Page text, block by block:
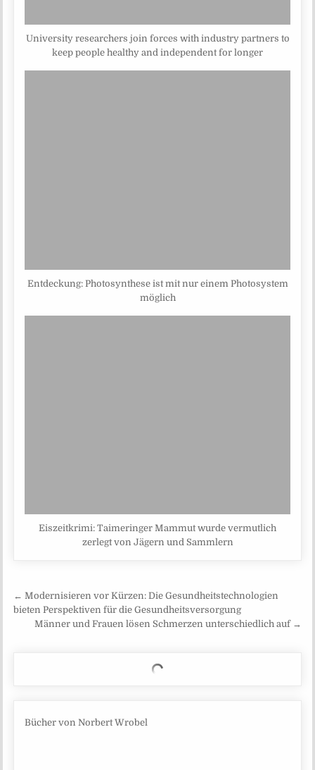
University researchers join forces with industry partners to
keep people healthy and independent for longer
Entdeckung: Photosynthese ist mit nur einem Photosystem
möglich
Eiszeitkrimi: Taimeringer Mammut wurde vermutlich
zerlegt von Jägern und Sammlern
Beitragsnavigation
← Modernisieren vor Kürzen: Die Gesundheitstechnologien
bieten Perspektiven für die Gesundheitsversorgung
Männer und Frauen lösen Schmerzen unterschiedlich auf →
Bücher von Norbert Wrobel